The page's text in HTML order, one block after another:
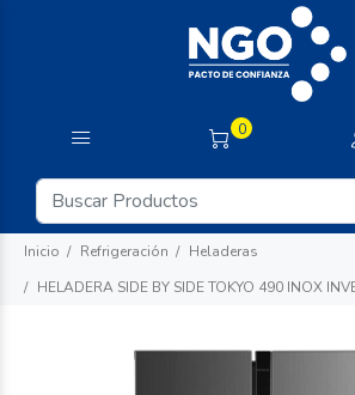
0
Inicio Refrigeración
Heladeras
HELADERA SIDE BY SIDE TOKYO 490 INOX